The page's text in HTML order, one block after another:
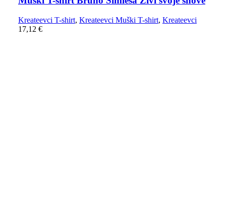
Kreateevci T-shirt, Kreateevci Muški T-shirt, Kreateevci
17,12 €